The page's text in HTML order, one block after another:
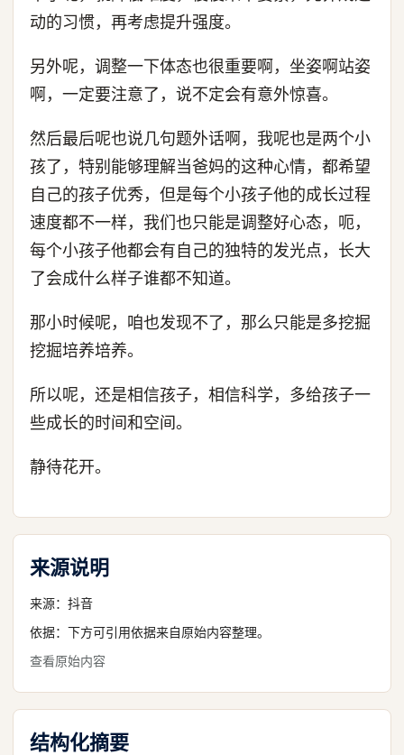
动的习惯，再考虑提升强度。
另外呢，调整一下体态也很重要啊，坐姿啊站姿
啊，一定要注意了，说不定会有意外惊喜。
然后最后呢也说几句题外话啊，我呢也是两个小
孩了，特别能够理解当爸妈的这种心情，都希望
自己的孩子优秀，但是每个小孩子他的成长过程
速度都不一样，我们也只能是调整好心态，呃，
每个小孩子他都会有自己的独特的发光点，长大
了会成什么样子谁都不知道。
那小时候呢，咱也发现不了，那么只能是多挖掘
挖掘培养培养。
所以呢，还是相信孩子，相信科学，多给孩子一
些成长的时间和空间。
静待花开。
来源说明
来源： 抖音
依据：下方可引用依据来自原始内容整理。
查看原始内容
结构化摘要